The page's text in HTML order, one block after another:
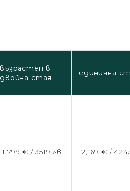
възрастен в
двойна стая
единична
1,799 € /3519 лв. 2,169 € /